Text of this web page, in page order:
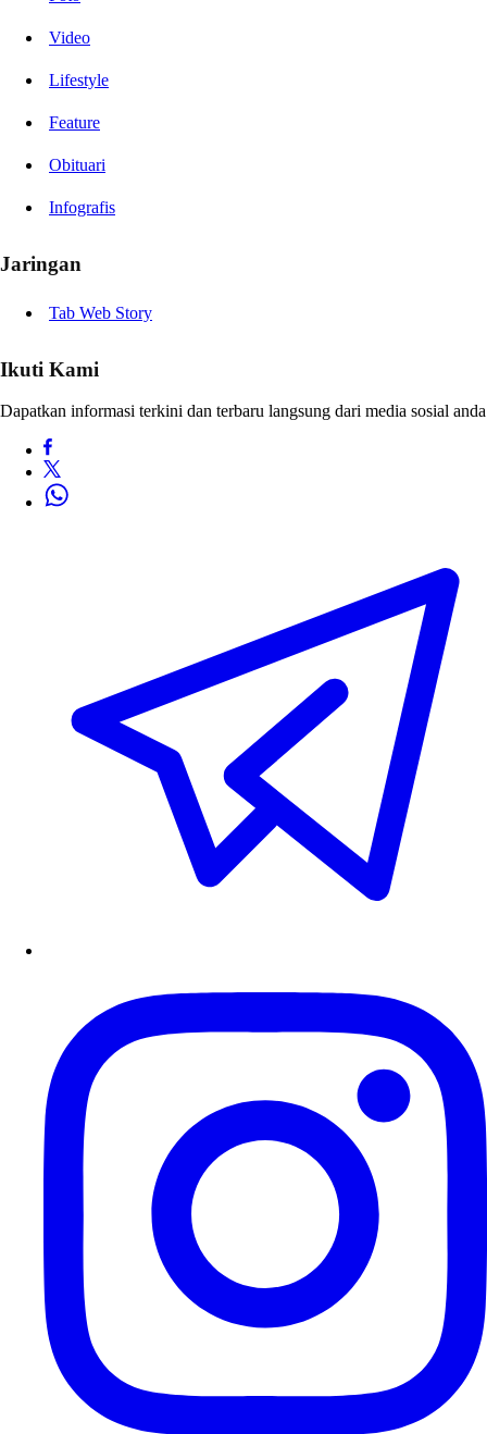
Video
Lifestyle
Feature
Obituari
Infografis
Jaringan
Tab Web Story
Ikuti Kami
Dapatkan informasi terkini dan terbaru langsung dari media sosial anda